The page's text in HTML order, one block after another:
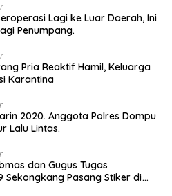
Lagi ke Luar Daerah, Ini
Penumpang.
Pria Reaktif Hamil, Keluarga
Karantina
2020. Anggota Polres Dompu
Lalu Lintas.
dan Gugus Tugas
Sekongkang Pasang Stiker di